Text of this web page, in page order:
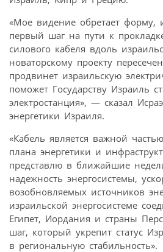
«Мое видение обретает форму,
первый шаг на пути к
силового кабеля вдоль
новаторскому проекту
продвинет израильскую
поможет Государству Израиль
электростанция», — сказал
энергетики Израиля.
«Кабель является важной
плана энергетики и
представлю в ближайшие
надежность энергосистемы,
возобновляемых источников
израильской энергосистеме
Египет, Иордания и страны
шаг, который укрепит статус
в региональную стабильность».